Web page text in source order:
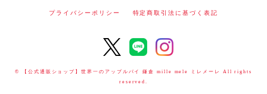
プライバシーポリシー 特定商取引法に基づく表記
© 【公式通販ショップ】世界一のアップルパイ 鎌倉 mille mele ミレメーレ All rights
reserved.